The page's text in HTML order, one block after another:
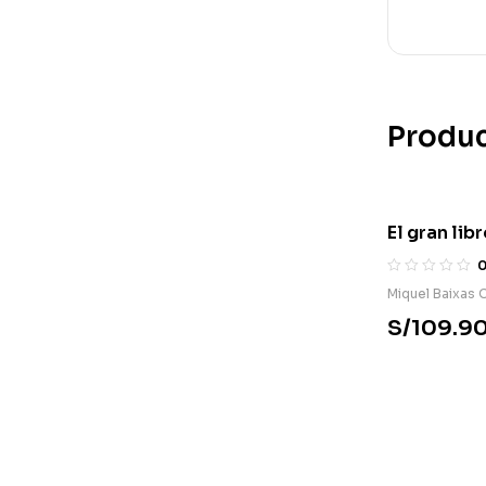
El gran
negocios
0
Miquel Baixas
S/